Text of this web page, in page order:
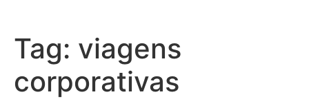
Tag: viagens
corporativas